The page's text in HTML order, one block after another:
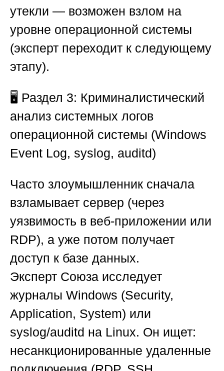
утекли — возможен взлом на
уровне операционной системы
(эксперт переходит к следующему
этапу).
🖥️ Раздел 3: Криминалистический
анализ системных логов
операционной системы (Windows
Event Log, syslog, auditd)
Часто злоумышленник сначала
взламывает сервер (через
уязвимость в веб-приложении или
RDP), а уже потом получает
доступ к базе данных.
Эксперт Союза исследует
журналы Windows (Security,
Application, System) или
syslog/auditd на Linux. Он ищет:
несанкционированные удаленные